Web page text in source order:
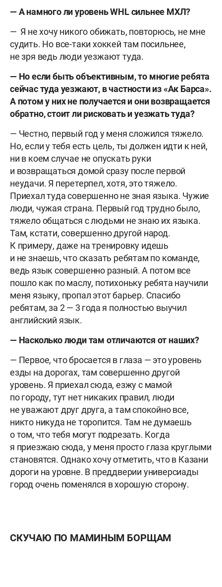
— А намного ли уровеньWHLсильнее МХЛ?
— Я не хочу никого обижать, повторюсь, не мне
судить. Но все-таки хоккей там посильнее,
не зря ведь люди уезжают туда.
— Но если быть объективным, то многие ребята
сейчас туда уезжают, в частности из «Ак Барса».
А потом у них не получается и они возвращается
обратно, стоит ли рисковать и уезжать туда?
— Честно, первый год у меня сложился тяжело.
Но, если у тебя есть цель, ты должен идти к ней,
ни в коем случае не опускать руки
и возвращаться домой сразу после первой
неудачи. Я перетерпел, хотя, это тяжело.
Приехал туда совершенно не зная языка. Чужие
люди, чужая страна. Первый год трудно было,
тяжело общаться с людьми не знаю их языка.
Там, кстати, совершенно другой народ.
К примеру, даже на тренировку идешь
и не знаешь, что сказать ребятам по команде,
ведь язык совершенно разный. А потом все
пошло как по маслу, потихоньку ребята научили
меня языку, пропал этот барьер. Спасибо
ребятам, за 2 — 3 года я полностью выучил
английский язык.
— Насколько люди там отличаются от наших?
— Первое, что бросается в глаза — это уровень
езды на дорогах, там совершенно другой
уровень. Я приехал сюда, езжу с мамой
по городу, тут нет никаких правил, люди
не уважают друг друга, а там спокойно все,
никто никуда не торопится. Там не думаешь
о том, что тебя могут подрезать. Когда
я приезжаю сюда, у меня просто глаза круглыми
становятся. Однако хочу отметить, что в Казани
дороги на уровне. В преддверии универсиады
город очень поменялся в хорошую сторону.
СКУЧАЮ ПО МАМИНЫМ БОРЩАМ